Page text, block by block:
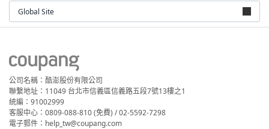
Global Site
公司名稱：酷澎股份有限公司
聯繫地址：11049 台北市信義區信義路五段7號13樓之1
統編：91002999
客服中心：0809-088-810 (免費) / 02-5592-7298
電子郵件：help_tw@coupang.com